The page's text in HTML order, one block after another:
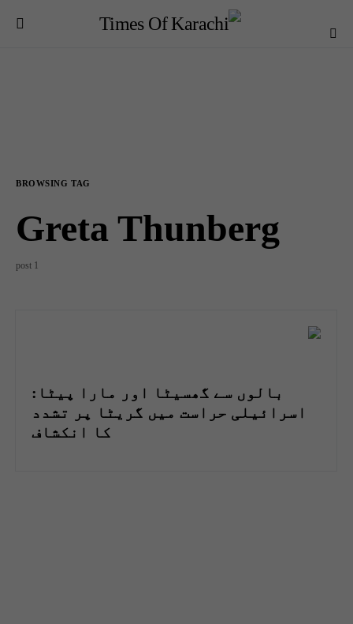
BROWSING TAG
Greta Thunberg
1 post
بالوں سے گھسیٹا اور مارا پیٹا:
اسرائیلی حراست میں گریٹا پر تشدد
کا انکشاف